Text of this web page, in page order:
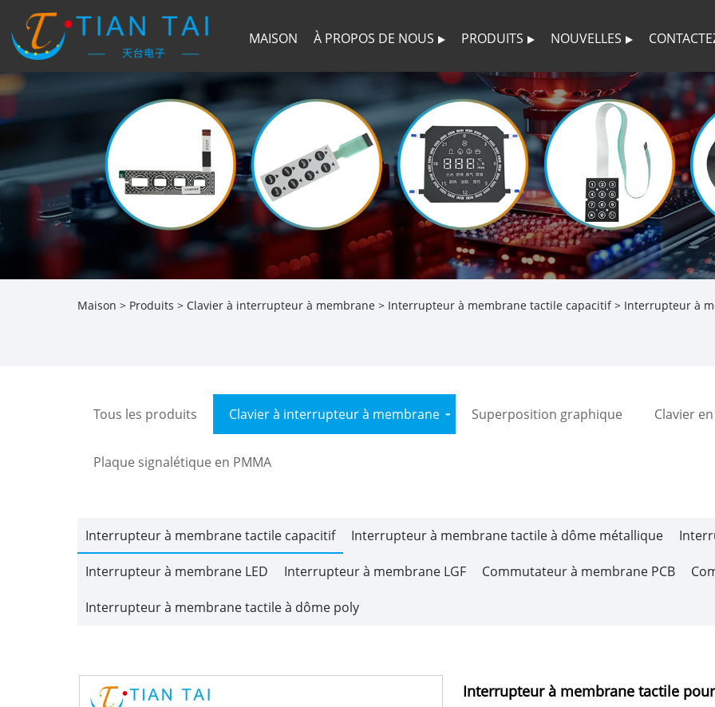
MAISON À PROPOS DE NOUS PRODUITS NOUVELLES
Maison > Produits > Clavier à interrupteur à membrane > Interrupteur à membrane tactile capacitif> Interrupteur à
Tous les produits Clavier à interrupteur à membrane Superposition graphique Clavier
Plaque signalétique en PMMA
Interrupteur à membrane tactile capacitif Interrupteur à membrane tactile à dôme métallique
Interrupteur à membrane LED Interrupteur à membrane LGF Commutateur à membrane PCB
Interrupteur à membrane tactile à dôme poly
Interrupteur à membrane tactile